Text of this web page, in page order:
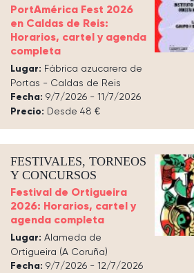
PortAmérica Fest 2026
en Caldas de Reis:
Horarios, cartel y agenda
completa
Lugar: Fábrica azucarera de
Portas - Caldas de Reis
Fecha: 9/7/2026 - 11/7/2026
Precio: Desde 48 €
FESTIVALES, TORNEOS
Y CONCURSOS
Festival de Ortigueira
2026: Horarios, cartel y
agenda completa
Lugar: Alameda de
Ortigueira (A Coruña)
Fecha: 9/7/2026 - 12/7/2026